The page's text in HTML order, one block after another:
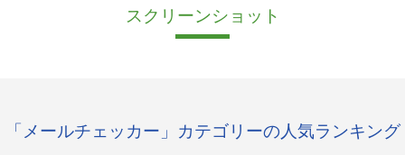
スクリーンショット
「メールチェッカー」カテゴリーの人気ランキング